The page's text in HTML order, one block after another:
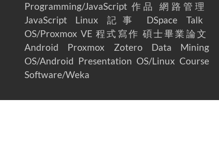
Programming/JavaScript 作品
網路管理
JavaScript
Linux 記事 DSpace
Talk
OS/Proxmox VE 程式寫作 碩士畢業論文
Android
Proxmox Zotero
Data Mining
OS/Android Presentation OS/Linux Course
Software/Weka